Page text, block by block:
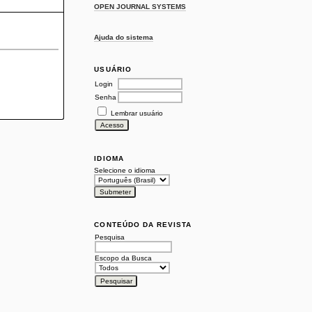
OPEN JOURNAL SYSTEMS
Ajuda do sistema
USUÁRIO
Login
Senha
Lembrar usuário
IDIOMA
Selecione o idioma
CONTEÚDO DA REVISTA
Pesquisa
Escopo da Busca